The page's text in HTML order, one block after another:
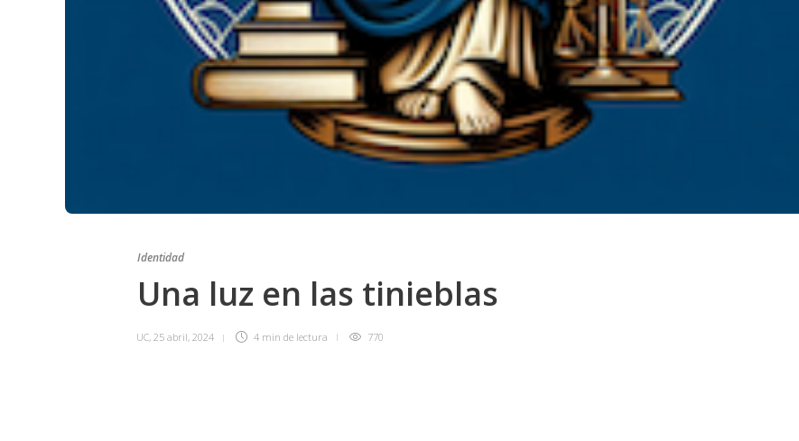
Identidad
Una luz en las tinieblas
UC, 25 abril, 2024 4 min de lectura 770